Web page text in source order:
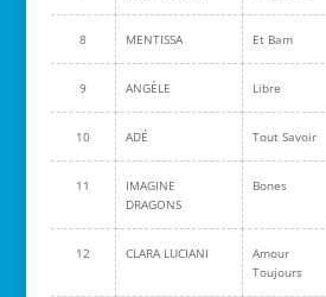
8 MENTISSA Et Bam
9 ANGÈLE Libre
10 ADÉ Tout Savoir
11
IMAGINE
DRAGONS
Bones
12 CLARA LUCIANI
Amour
Toujours